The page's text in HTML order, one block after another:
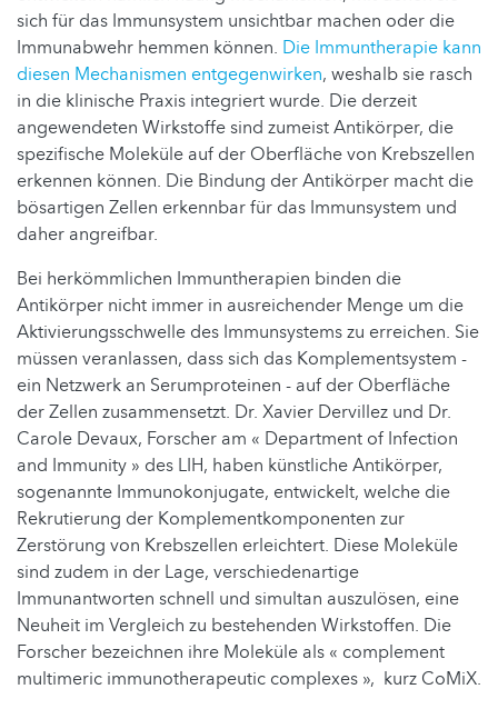
sich für das Immunsystem unsichtbar machen oder die
Immunabwehr hemmen können. Die Immuntherapie kann
diesen Mechanismen entgegenwirken, weshalb sie rasch
in die klinische Praxis integriert wurde. Die derzeit
angewendeten Wirkstoffe sind zumeist Antikörper, die
spezifische Moleküle auf der Oberfläche von Krebszellen
erkennen können. Die Bindung der Antikörper macht die
bösartigen Zellen erkennbar für das Immunsystem und
daher angreifbar.
Bei herkömmlichen Immuntherapien binden die
Antikörper nicht immer in ausreichender Menge um die
Aktivierungsschwelle des Immunsystems zu erreichen. Sie
müssen veranlassen, dass sich das Komplementsystem -
ein Netzwerk an Serumproteinen - auf der Oberfläche
der Zellen zusammensetzt. Dr. Xavier Dervillez und Dr.
Carole Devaux, Forscher am « Department of Infection
and Immunity » des LIH, haben künstliche Antikörper,
sogenannte Immunokonjugate, entwickelt, welche die
Rekrutierung der Komplementkomponenten zur
Zerstörung von Krebszellen erleichtert. Diese Moleküle
sind zudem in der Lage, verschiedenartige
Immunantworten schnell und simultan auszulösen, eine
Neuheit im Vergleich zu bestehenden Wirkstoffen. Die
Forscher bezeichnen ihre Moleküle als « complement
multimeric immunotherapeutic complexes », kurz CoMiX.